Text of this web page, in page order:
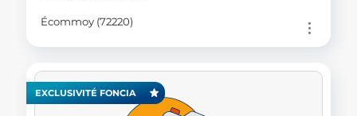
Écommoy (72220)
EXCLUSIVITÉ FONCIA